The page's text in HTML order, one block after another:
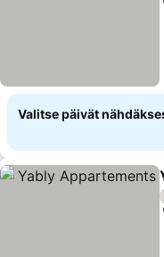
Valitse päivät